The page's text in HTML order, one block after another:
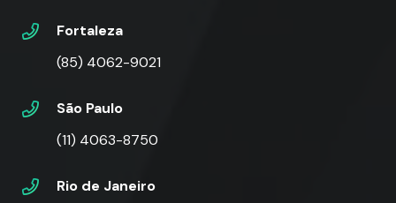
Fortaleza
(85) 4062-9021
São Paulo
(11) 4063-8750
Rio de Janeiro